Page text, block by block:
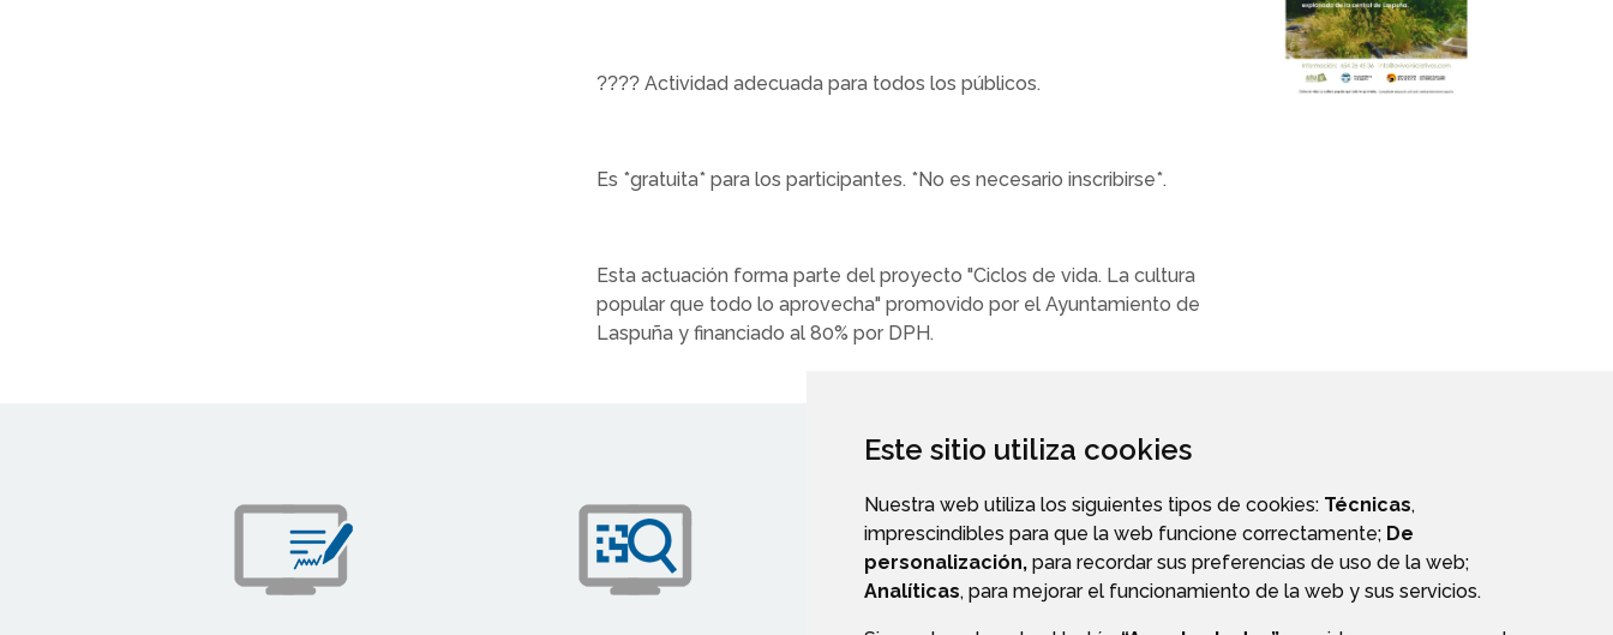
Este sitio utiliza cookies
Nuestra web utiliza los siguientes tipos de cookies: Técnicas,
imprescindibles para que la web funcione correctamente; De
personalización, para recordar sus preferencias de uso de la web;
Analíticas, para mejorar el funcionamiento de la web y sus servicios.
???? Actividad adecuada para todos los públicos.
Es *gratuita* para los participantes. *No es necesario inscribirse*.
Esta actuación forma parte del proyecto "Ciclos de vida. La cultura
popular que todo lo aprovecha" promovido por el Ayuntamiento de
Laspuña y financiado al 80% por DPH.